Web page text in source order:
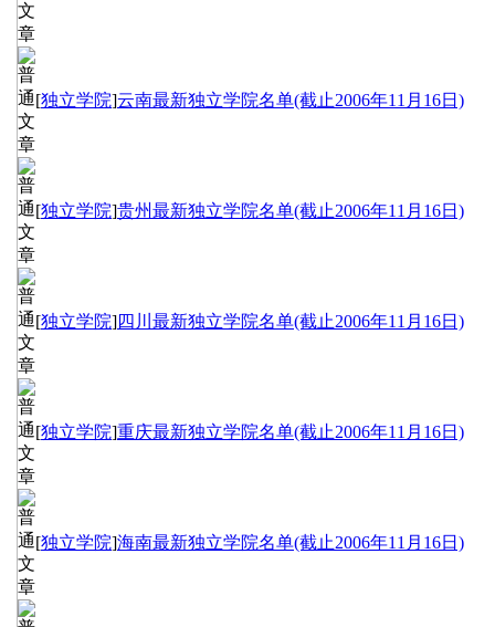
[独立学院]云南最新独立学院名单(截止2006年11月16日)
[独立学院]贵州最新独立学院名单(截止2006年11月16日)
[独立学院]四川最新独立学院名单(截止2006年11月16日)
[独立学院]重庆最新独立学院名单(截止2006年11月16日)
[独立学院]海南最新独立学院名单(截止2006年11月16日)